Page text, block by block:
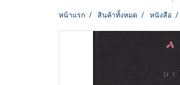
หน้าแรก สินค้าทั้งหมด หนังสือ